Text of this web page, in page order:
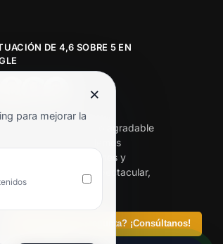
¿Tienes alguna pregunta? ¡Consúltanos!
DE 4,6 SOBRE 5 EN
de calidad y trato agradable
excelentes. Hemos
en varias ocasiones y
dan respuesta. Espectacular,
de 10.»
×
para mejorar la